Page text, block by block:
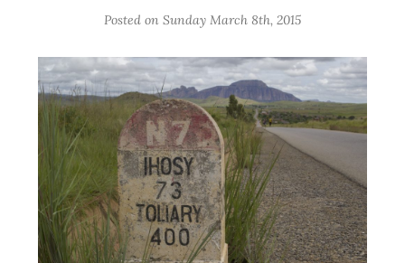
Posted on Sunday March 8th, 2015